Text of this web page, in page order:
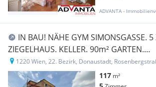
ADVANTA -
IN BAU! NÄHE GYM SIMONSGASSE.
ZIEGELHAUS. KELLER. 90m² GARTEN.
PHOTOVOLTAIK. TOP AUSSTATTUNG.
PROVISIONSFREI für den Käufer.
1220 Wien, 22. Bezirk, Donaustadt,
117 m²